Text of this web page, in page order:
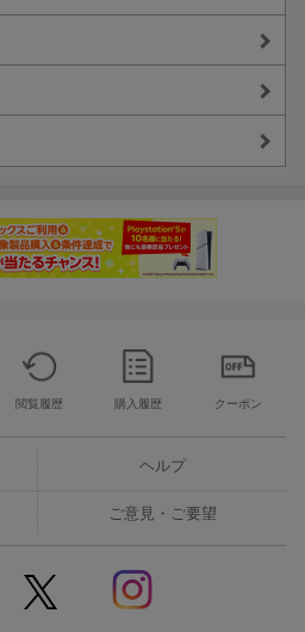
閲覧履歴 購入履歴 クーポン
ヘルプ
ご意見・ご要望